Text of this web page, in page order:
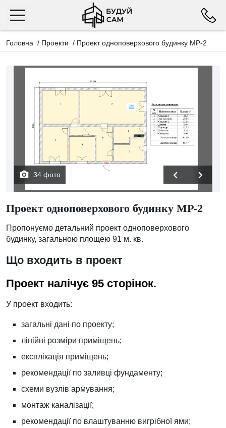
Головна / Проекти / Проект одноповерхового будинку МР-2
34 фото
Проект одноповерхового будинку МР-2
Пропонуємо детальний проект одноповерхового
будинку, загальною площею 91 м. кв.
Що входить в проект
Проект налічує 95 сторінок.
У проект входить:
загальні дані по проекту;
лінійні розміри приміщень;
експлікація приміщень;
рекомендації по заливці фундаменту;
схеми вузлів армування;
монтаж каналізації;
рекомендації по влаштуванню вигрібної ями;